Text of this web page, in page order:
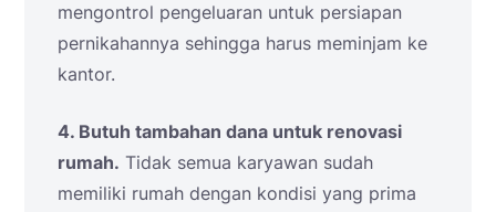
mengontrol pengeluaran untuk persiapan
pernikahannya sehingga harus meminjam ke
kantor.
4. Butuh tambahan dana untuk renovasi
rumah. Tidak semua karyawan sudah
memiliki rumah dengan kondisi yang prima